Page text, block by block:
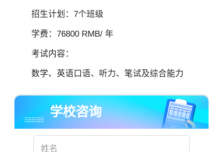
招生计划：7个班级
学费：76800 RMB/ 年
考试内容：
数学、英语口语、听力、笔试及综合能力
学校咨询